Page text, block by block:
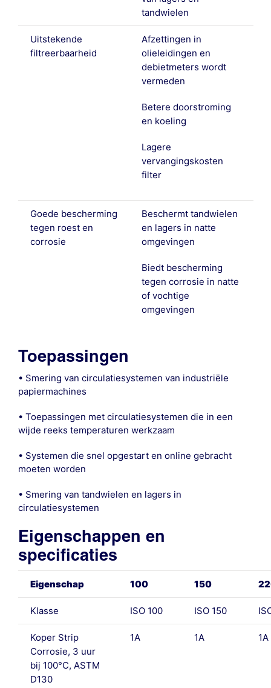
tandwielen
Uitstekende
filtreerbaarheid
Afzettingen in
olieleidingen en
debietmeters wordt
vermeden
Betere doorstroming
en koeling
Lagere
vervangingskosten
filter
Goede bescherming
tegen roest en
corrosie
Beschermt tandwielen
en lagers in natte
omgevingen
Biedt bescherming
tegen corrosie in natte
of vochtige
omgevingen
Toepassingen
• Smering van circulatiesystemen van industriële
papiermachines
• Toepassingen met circulatiesystemen die in een
wijde reeks temperaturen werkzaam
• Systemen die snel opgestart en online gebracht
moeten worden
• Smering van tandwielen en lagers in
circulatiesystemen
Eigenschappen en
specificaties
Eigenschap 100 150
Klasse ISO 100 ISO 150
Koper Strip
Corrosie, 3 uur
bij 100°C, ASTM
D130
1A 1A 1A